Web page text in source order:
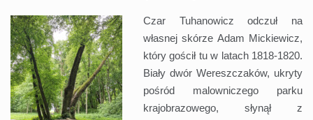
Czar Tuhanowicz odczuł na
własnej skórze Adam Mickiewicz,
który gościł tu w latach 1818-1820.
Biały dwór Wereszczaków, ukryty
pośród malowniczego parku
krajobrazowego, słynął z